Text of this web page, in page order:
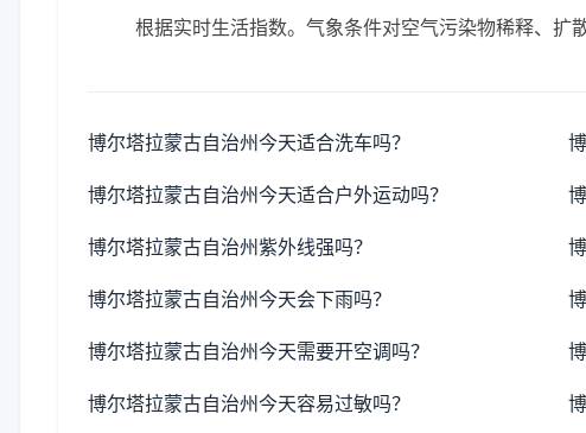
根据实时生活指数。气象条件对空气污染物稀释、扩
博尔塔拉蒙古自治州今天适合洗车吗？
博尔塔拉蒙古自治州今天适合户外运动吗？
博尔塔拉蒙古自治州紫外线强吗？
博尔塔拉蒙古自治州今天会下雨吗？
博尔塔拉蒙古自治州今天需要开空调吗？
博尔塔拉蒙古自治州今天容易过敏吗？